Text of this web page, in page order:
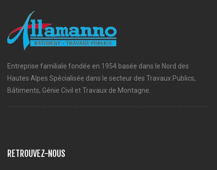
Entreprise familiale fondée en 1954 basée dans le Nord des
Hautes Alpes Spécialisée dans le secteur des Travaux Publics,
Bâtiments, Génie Civil et Travaux de Montagne.
RETROUVEZ-NOUS